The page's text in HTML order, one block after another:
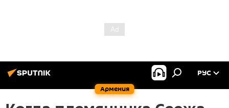
Армения
РУС